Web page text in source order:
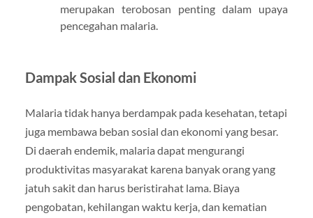
merupakan terobosan penting dalam upaya
pencegahan malaria.
Dampak Sosial dan Ekonomi
Malaria tidak hanya berdampak pada kesehatan, tetapi
juga membawa beban sosial dan ekonomi yang besar.
Di daerah endemik, malaria dapat mengurangi
produktivitas masyarakat karena banyak orang yang
jatuh sakit dan harus beristirahat lama. Biaya
pengobatan, kehilangan waktu kerja, dan kematian